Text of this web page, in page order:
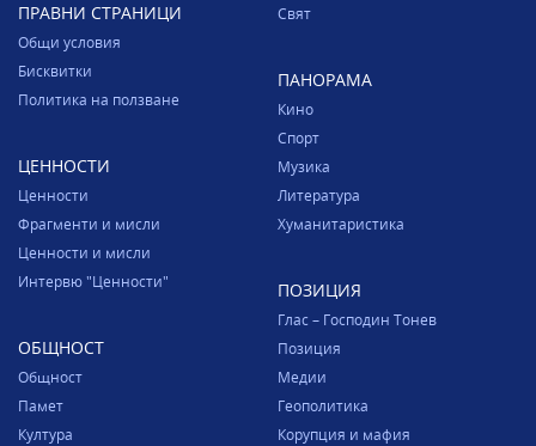
ПРАВНИ СТРАНИЦИ
Общи условия
Бисквитки
Политика на ползване
ЦЕННОСТИ
Ценности
Фрагменти и мисли
Ценности и мисли
Интервю "Ценности"
ОБЩНОСТ
Общност
Памет
Култура
Свят
ПАНОРАМА
Кино
Спорт
Музика
Литература
Хуманитаристика
ПОЗИЦИЯ
Глас – Господин Тонев
Позиция
Медии
Геополитика
Корупция и мафия